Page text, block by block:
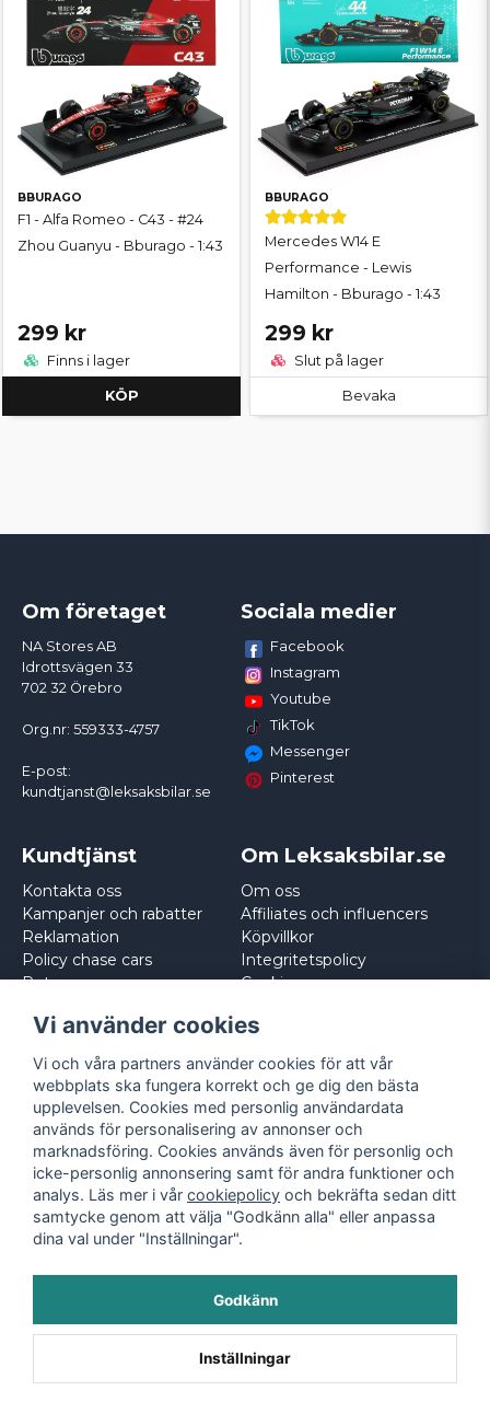
BBURAGO
F1 - Alfa Romeo - C43 - #24
Zhou Guanyu - Bburago - 1:43
299 kr
Finns i lager
KÖP
BBURAGO
Mercedes W14 E
Performance - Lewis
Hamilton - Bburago - 1:43
299 kr
Slut på lager
Bevaka
Om företaget
NA Stores AB
Idrottsvägen 33
702 32 Örebro
Org.nr: 559333-4757
E-post:
kundtjanst@leksaksbilar.se
Sociala medier
Facebook
Instagram
Youtube
TikTok
Messenger
Pinterest
Kundtjänst
Kontakta oss
Kampanjer och rabatter
Reklamation
Policy chase cars
Returnera
Om Leksaksbilar.se
Om oss
Affiliates och influencers
Köpvillkor
Integritetspolicy
Cookies
Vi använder cookies
Vi och våra partners använder cookies för att vår
webbplats ska fungera korrekt och ge dig den bästa
upplevelsen. Cookies med personlig användardata
används för personalisering av annonser och
marknadsföring. Cookies används även för personlig och
icke-personlig annonsering samt för andra funktioner och
analys. Läs mer i vår cookiepolicy och bekräfta sedan ditt
samtycke genom att välja "Godkänn alla" eller anpassa
dina val under "Inställningar".
Godkänn
Inställningar